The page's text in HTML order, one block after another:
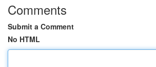
Comments
Submit a Comment
No HTML